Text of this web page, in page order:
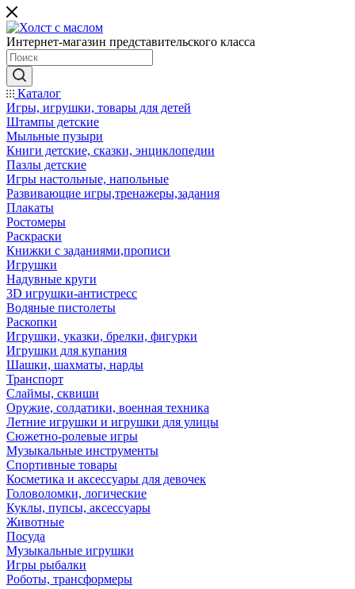
Интернет-магазин представительского класса
Каталог
Игры, игрушки, товары для детей
Штампы детские
Мыльные пузыри
Книги детские, сказки, энциклопедии
Пазлы детские
Игры настольные, напольные
Развивающие игры,тренажеры,задания
Плакаты
Ростомеры
Раскраски
Книжки с заданиями,прописи
Игрушки
Надувные круги
3D игрушки-антистресс
Водяные пистолеты
Раскопки
Игрушки, указки, брелки, фигурки
Игрушки для купания
Шашки, шахматы, нарды
Транспорт
Слаймы, сквиши
Оружие, солдатики, военная техника
Летние игрушки и игрушки для улицы
Сюжетно-ролевые игры
Музыкальные инструменты
Спортивные товары
Косметика и аксессуары для девочек
Головоломки, логические
Куклы, пупсы, аксессуары
Животные
Посуда
Музыкальные игрушки
Игры рыбалки
Роботы, трансформеры